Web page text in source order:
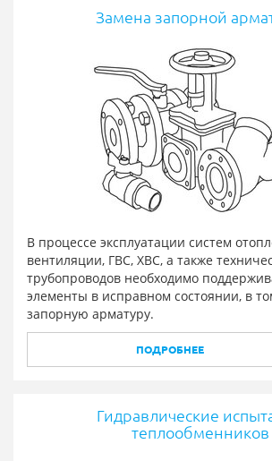
Замена запорной
В процессе эксплуатации систем
вентиляции, ГВС, ХВС, а также
трубопроводов необходимо
элементы в исправном состоянии, в
запорную арматуру.
ПОДРОБНЕЕ
Гидравлические
теплообменников